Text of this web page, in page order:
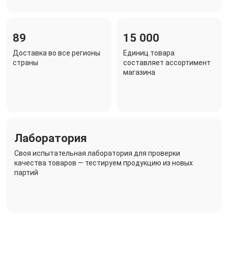
89
Доставка во все регионы
страны
15 000
Единиц товара
составляет ассортимент
магазина
Лаборатория
Своя испытательная лаборатория для проверки
качества товаров — тестируем продукцию из новых
партий